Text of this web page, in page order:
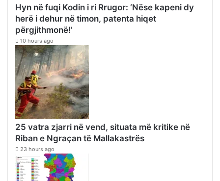
Hyn në fuqi Kodin i ri Rrugor: ‘Nëse kapeni dy
herë i dehur në timon, patenta hiqet
përgjithmonë!’
10 hours ago
25 vatra zjarri në vend, situata më kritike në
Riban e Ngraçan të Mallakastrës
23 hours ago